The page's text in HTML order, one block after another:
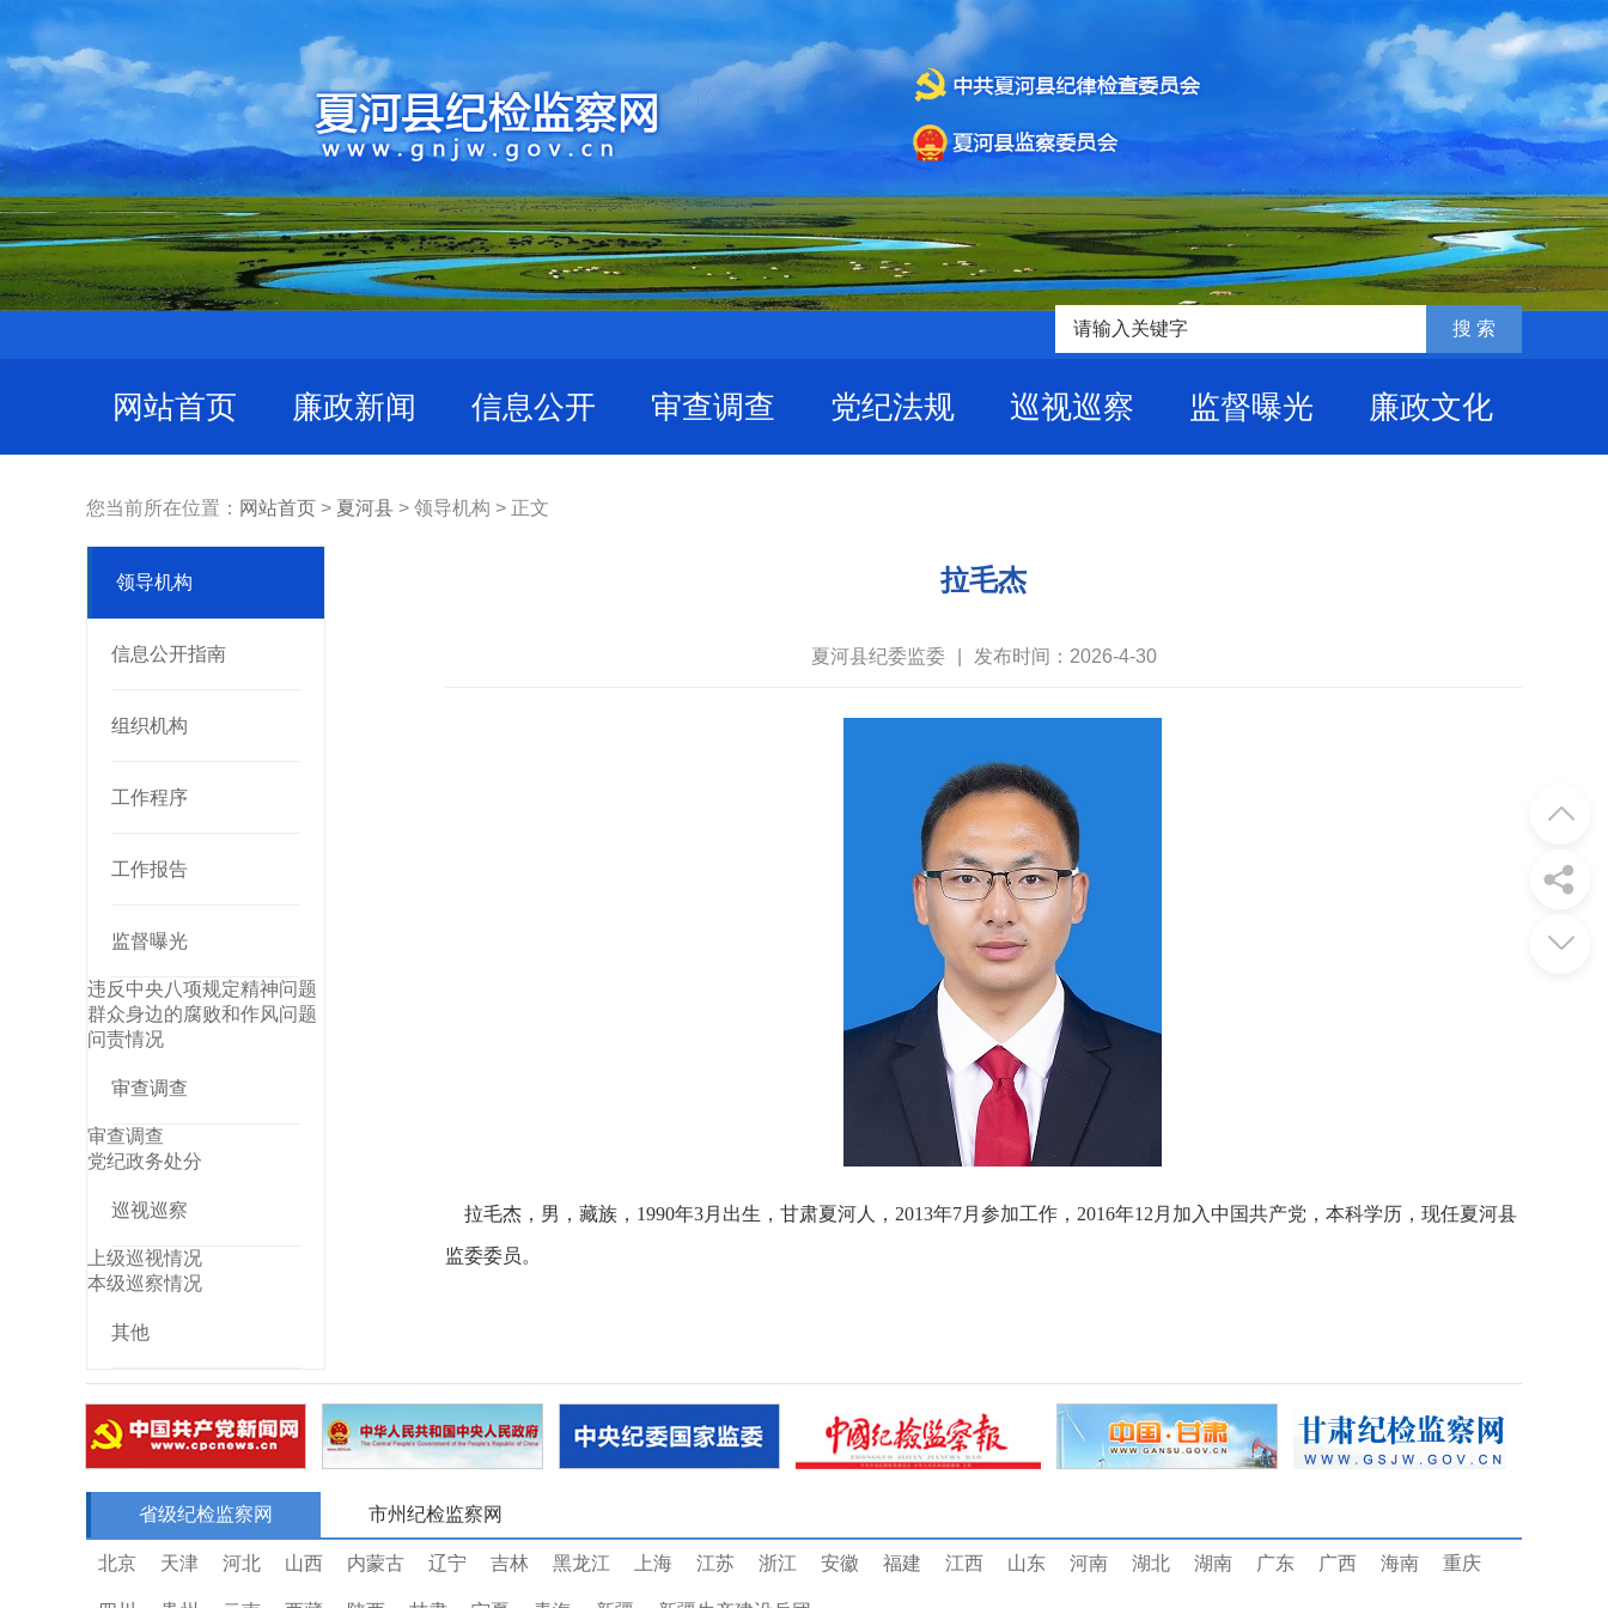
网站首页 廉政新闻 信息公开 审查调查 党纪法规 巡视巡察 监督曝光 廉政文化
您当前所在位置： 网站首页 > 夏河县 > 领导机构 > 正文
领导机构
信息公开指南
组织机构
工作程序
工作报告
监督曝光
违反中央八项规定精神问题
群众身边的腐败和作风问题
问责情况
审查调查
审查调查
党纪政务处分
巡视巡察
上级巡视情况
本级巡察情况
其他
拉毛杰
夏河县纪委监委 发布时间：2026-4-30
拉毛杰，男，藏族， 1990年3月出生，甘肃夏河人，2013年7月参加工作，2016年12月加入中国共产党，本科学历，现任夏河县
监委委员。
省级纪检监察网 市州纪检监察网
北京 天津 河北 山西 内蒙古 辽宁 吉林 黑龙江 上海 江苏 浙江 安徽 福建 江西 山东 河南 湖北 湖南 广东 广西 海南 重庆